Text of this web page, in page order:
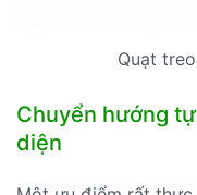
Quạt
Chuyển hướng
diện